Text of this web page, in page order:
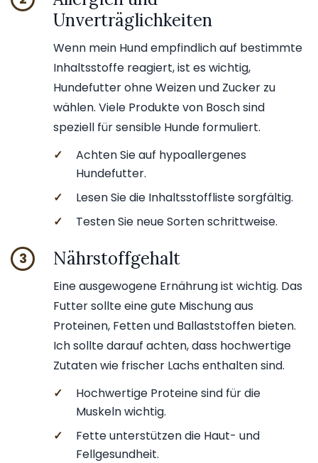
Unverträglichkeiten
Wenn mein Hund empfindlich auf bestimmte
Inhaltsstoffe reagiert, ist es wichtig,
Hundefutter ohne Weizen und Zucker zu
wählen. Viele Produkte von Bosch sind
speziell für sensible Hunde formuliert.
✓
Achten Sie auf hypoallergenes
Hundefutter.
✓
Lesen Sie die Inhaltsstoffliste sorgfältig.
✓
Testen Sie neue Sorten schrittweise.
3 Nährstoffgehalt
Eine ausgewogene Ernährung ist wichtig. Das
Futter sollte eine gute Mischung aus
Proteinen, Fetten und Ballaststoffen bieten.
Ich sollte darauf achten, dass hochwertige
Zutaten wie frischer Lachs enthalten sind.
✓
Hochwertige Proteine sind für die
Muskeln wichtig.
✓
Fette unterstützen die Haut- und
Fellgesundheit.